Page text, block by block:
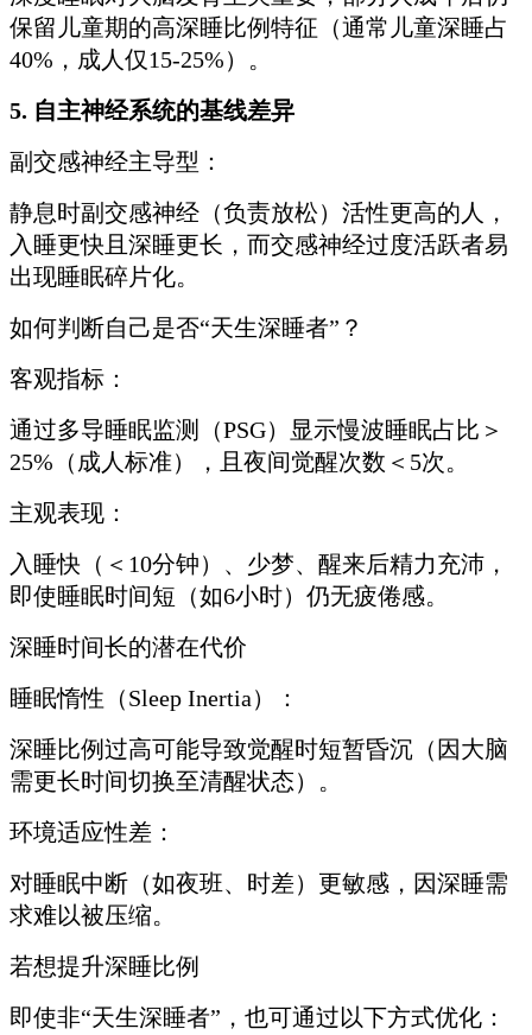
保留儿童期的高深睡比例特征（通常儿童深睡占
40%，成人仅15-25%）。
5. 自主神经系统的基线差异
副交感神经主导型：
静息时副交感神经（负责放松）活性更高的人，
入睡更快且深睡更长，而交感神经过度活跃者易
出现睡眠碎片化。
如何判断自己是否“天生深睡者”？
客观指标：
通过多导睡眠监测（PSG）显示慢波睡眠占比＞
25%（成人标准），且夜间觉醒次数＜5次。
主观表现：
入睡快（＜10分钟）、少梦、醒来后精力充沛，
即使睡眠时间短（如6小时）仍无疲倦感。
深睡时间长的潜在代价
睡眠惰性（Sleep Inertia）：
深睡比例过高可能导致觉醒时短暂昏沉（因大脑
需更长时间切换至清醒状态）。
环境适应性差：
对睡眠中断（如夜班、时差）更敏感，因深睡需
求难以被压缩。
若想提升深睡比例
即使非“天生深睡者”，也可通过以下方式优化：